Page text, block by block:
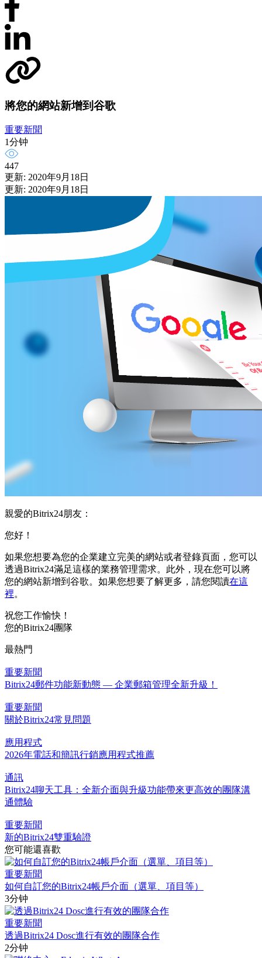
將您的網站新增到谷歌
重要新聞
1分钟
447
更新: 2020年9月18日
更新: 2020年9月18日
親愛的Bitrix24朋友：
您好！
如果您想要為您的企業建立完美的網站或者登錄頁面，您可以
透過Bitrix24滿足這樣的業務管理需求。此外，現在您可以將
您的網站新增到谷歌。如果您想要了解更多，請您閱讀在這
裡。
祝您工作愉快！
您的Bitrix24團隊
最熱門
重要新聞
Bitrix24郵件功能新動態 — 企業郵箱管理全新升級！
重要新聞
關於Bitrix24常見問題
應用程式
2026年電話和簡訊行銷應用程式推薦
通訊
Bitrix24聊天工具：全新介面與升級功能帶來更高效的團隊溝
通體驗
重要新聞
新的Bitrix24雙重驗證
您可能還喜歡
重要新聞
如何自訂您的Bitrix24帳戶介面（選單、項目等）
3分钟
重要新聞
透過Bitrix24 Dosc進行有效的團隊合作
2分钟